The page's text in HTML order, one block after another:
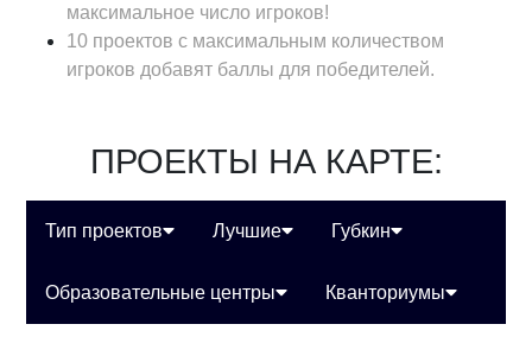
максимальное число игроков!
10 проектов с максимальным количеством
игроков добавят баллы для победителей.
ПРОЕКТЫ НА КАРТЕ:
Тип проектов Лучшие Губкин
Образовательные центры Кванториумы